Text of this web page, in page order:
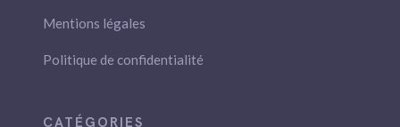
Mentions légales
Politique de confidentialité